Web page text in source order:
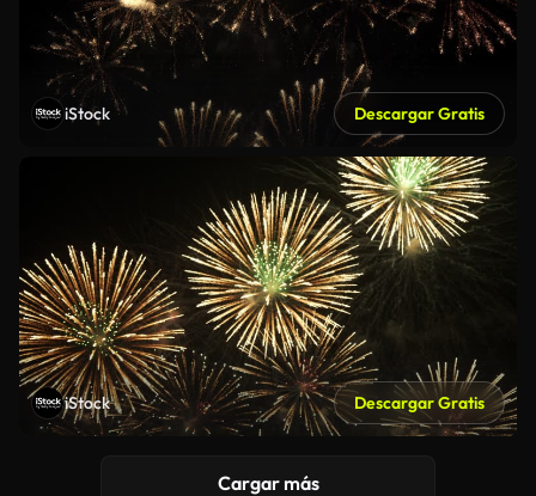
iStock Descargar Gratis
iStock Descargar Gratis
Cargar más